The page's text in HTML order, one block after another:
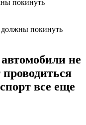
покинуть
не
проводиться
все еще